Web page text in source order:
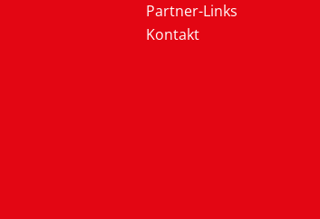
Partner-Links
Kontakt